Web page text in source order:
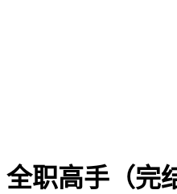
全职高手（完